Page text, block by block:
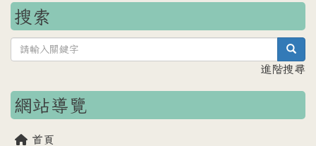
搜索
進階搜尋
網站導覽
首頁